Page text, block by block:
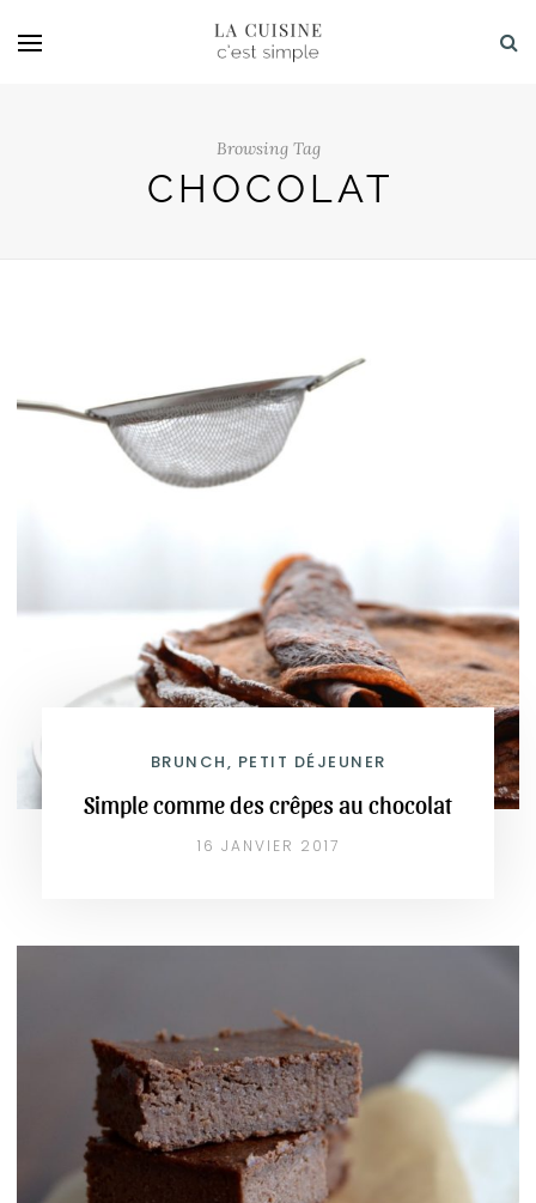
Browsing Tag
CHOCOLAT
BRUNCH, PETIT DÉJEUNER
Simple comme des crêpes au chocolat
16 JANVIER 2017